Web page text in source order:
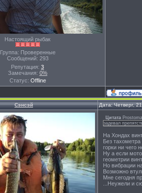
Настоящий рыбак
Группа: Проверенные
Сообщений: 293
Репутация: 3
Замечания: 0%
Статус: Offline
Сэнсэй Дата: Четверг,
Цитата
задевал
На Хондах
Без
горки ни чего
Ну а если
геометрии
Но вибрации
Возможно
Мне сегодня
...Неужели и